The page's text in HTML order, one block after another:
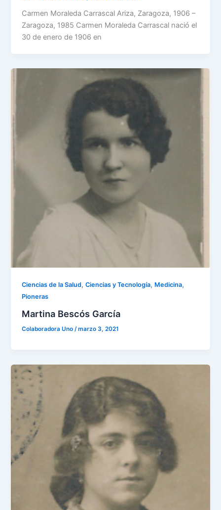
Carmen Moraleda Carrascal Ariza, Zaragoza, 1906 –
Zaragoza, 1985 Carmen Moraleda Carrascal nació el
30 de enero de 1906 en
Ciencias de la Salud,Ciencias y Tecnología, Medicina,
Pioneras
Martina Bescós García
Colaboradora Uno /marzo 3, 2021